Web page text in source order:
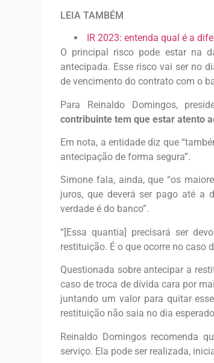
LEIA TAMBÉM
IR 2023: entenda qual é a
O principal risco pode estar na
antecipada. Esse risco vai ser no
de vencimento do contrato com o
Para Reinaldo Domingos,
contribuinte tem que estar atento
Em nota, a entidade diz que
antecipação de forma segura”.
Simone fala, ainda, que “os
juros, que deverá ser pago até a
verdade é do banco”.
“[Essa quantia] precisará ser
restituição. É o que ocorre no caso
Questionada sobre antecipar a
caso de troca de dívida cara por
juntando um valor para quitar
restituição não saia no dia
Reinaldo Domingos recomenda
serviço. Ela pode ser realizada,